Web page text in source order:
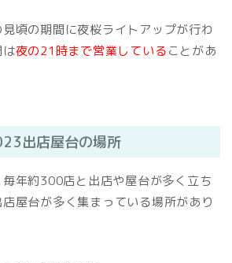
頃の期間に夜桜ライトアップが行わ
夜の21時まで営業していることがあ
出店屋台の場所
年約300店と出店や屋台が多く立ち
屋台が多く集まっている場所があり